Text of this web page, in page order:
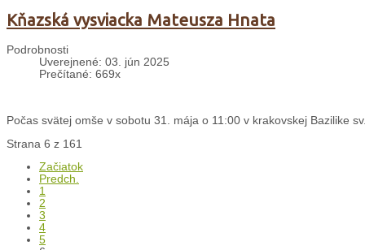
Kňazská vysviacka Mateusza Hnata
Podrobnosti
Uverejnené: 03. jún 2025
Prečítané: 669x
Počas svätej omše v sobotu 31. mája o 11:00 v krakovskej Bazilike
Strana 6 z 161
Začiatok
Predch.
1
2
3
4
5